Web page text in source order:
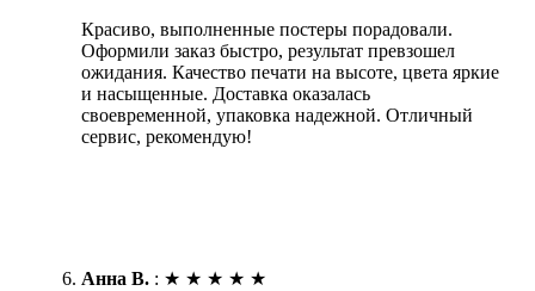
Красиво, выполненные постеры порадовали.
Оформили заказ быстро, результат превзошел
ожидания. Качество печати на высоте, цвета яркие
и насыщенные. Доставка оказалась
своевременной, упаковка надежной. Отличный
сервис, рекомендую!
Анна В. : ★ ★ ★ ★ ★